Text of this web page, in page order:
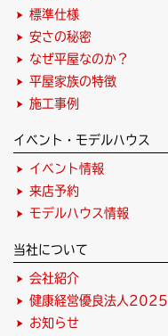
標準仕様
安さの秘密
なぜ平屋なのか？
平屋家族の特徴
施工事例
イベント・モデルハウス
イベント情報
来店予約
モデルハウス情報
当社について
会社紹介
健康経営優良法人2025
お知らせ